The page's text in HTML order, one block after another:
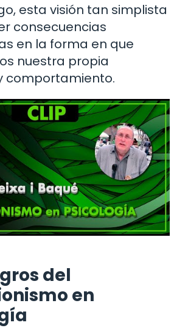
esta visión tan simplista
consecuencias
en la forma en que
nuestra propia
comportamiento.
del
en